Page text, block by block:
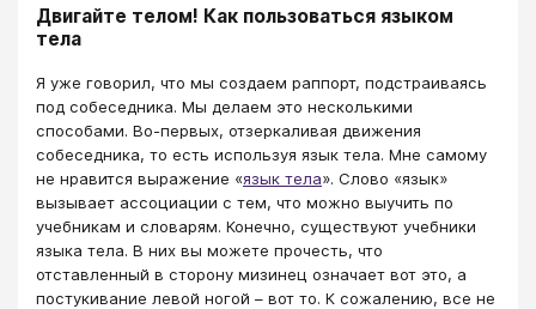
Двигайте телом! Как пользоваться языком
тела
Я уже говорил, что мы создаем раппорт, подстраиваясь
под собеседника. Мы делаем это несколькими
способами. Во-первых, отзеркаливая движения
собеседника, то есть используя язык тела. Мне самому
не нравится выражение «язык тела». Слово «язык»
вызывает ассоциации с тем, что можно выучить по
учебникам и словарям. Конечно, существуют учебники
языка тела. В них вы можете прочесть, что
отставленный в сторону мизинец означает вот это, а
постукивание левой ногой – вот то. К сожалению, все не